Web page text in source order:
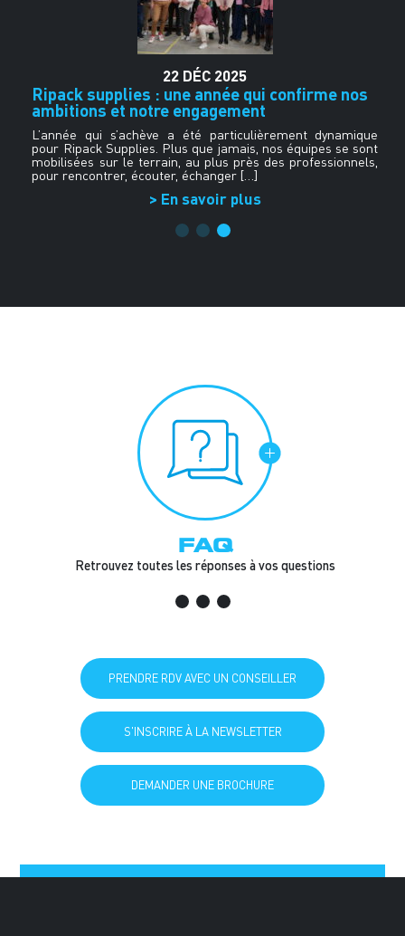
22 DÉC 2025
Ripack supplies : une année qui confirme nos
ambitions et notre engagement
L’année qui s’achève a été particulièrement dynamique
pour Ripack Supplies. Plus que jamais, nos équipes se sont
mobilisées sur le terrain, au plus près des professionnels,
pour rencontrer, écouter, échanger […]
> En savoir plus
FAQ
Retrouvez toutes les réponses à vos questions
PRENDRE RDV AVEC UN CONSEILLER
S'INSCRIRE À LA NEWSLETTER
DEMANDER UNE BROCHURE